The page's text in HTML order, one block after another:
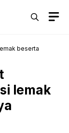
beserta
lemak